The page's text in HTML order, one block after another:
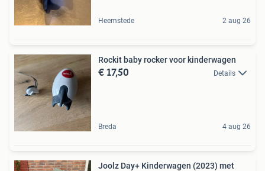
Heemstede 2 aug 26
Rockit baby rocker voor kinderwagen
€ 17,50 Details
Breda 4 aug 26
Joolz Day+ Kinderwagen (2023) met